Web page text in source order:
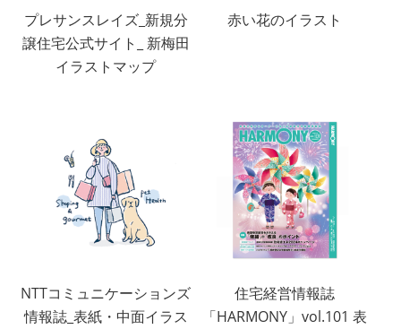
プレサンスレイズ_新規分
譲住宅公式サイト_ 新梅田
イラストマップ
赤い花のイラスト
NTTコミュニケーションズ
情報誌_表紙・中面イラス
住宅経営情報誌
「HARMONY」vol.101 表